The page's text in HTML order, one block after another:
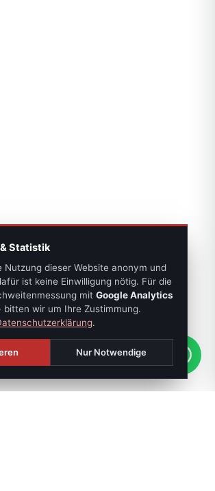
Statistik
Nutzung dieser Website anonym und
ist keine Einwilligung nötig. Für die
mit Google Analytics
bitten wir um Ihre Zustimmung.
.
Nur Notwendige